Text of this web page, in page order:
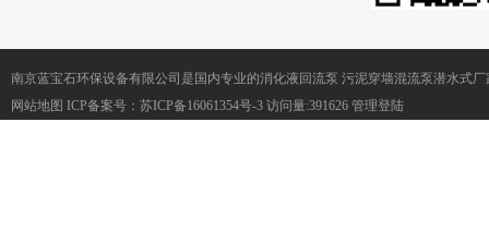
南京蓝宝石环保设备有限公司是国内专业的消化液回流泵 污泥穿墙混流泵潜水式
网站地图 ICP备案号： 苏ICP备16061354号-3 访问量:391626 管理登陆